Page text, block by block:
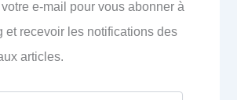
votre e-mail pour vous abonner à
et recevoir les notifications des
articles.